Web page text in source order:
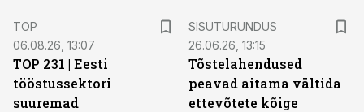
TOP
06.08.26, 13:07
TOP 231 | Eesti
tööstussektori
suuremad
SISUTURUNDUS
26.06.26, 13:15
Tõstelahendused
peavad aitama vältida
ettevõtete kõige